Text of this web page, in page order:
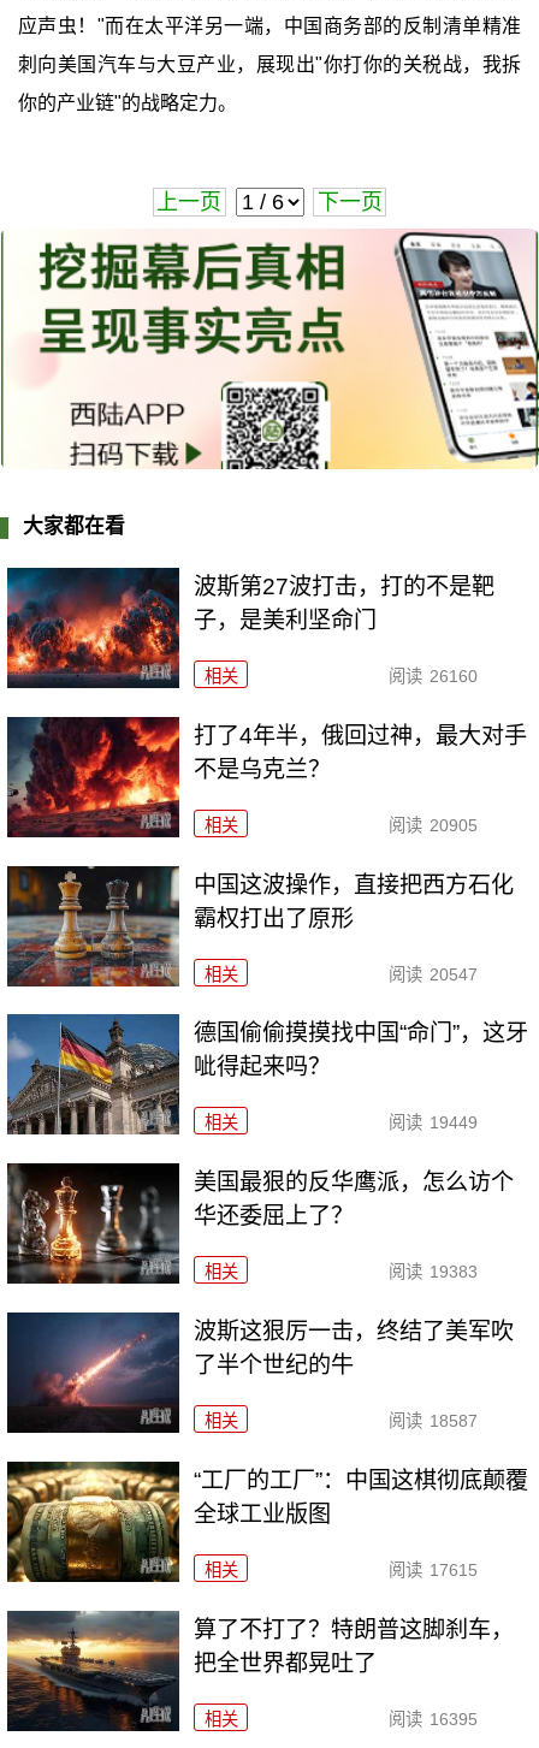
应声虫！"而在太平洋另一端，中国商务部的反制清单精准
刺向美国汽车与大豆产业，展现出"你打你的关税战，我拆
你的产业链"的战略定力。
上一页 下一页
大家都在看
波斯第27波打击，打的不是靶
子，是美利坚命门
相关 阅读 26160
打了4年半，俄回过神，最大对手
不是乌克兰？
相关 阅读 20905
中国这波操作，直接把西方石化
霸权打出了原形
相关 阅读 20547
德国偷偷摸摸找中国“命门”，这牙
呲得起来吗？
相关 阅读 19449
美国最狠的反华鹰派，怎么访个
华还委屈上了？
相关 阅读 19383
波斯这狠厉一击，终结了美军吹
了半个世纪的牛
相关 阅读 18587
“工厂的工厂”：中国这棋彻底颠覆
全球工业版图
相关 阅读 17615
算了不打了？特朗普这脚刹车，
把全世界都晃吐了
相关 阅读 16395